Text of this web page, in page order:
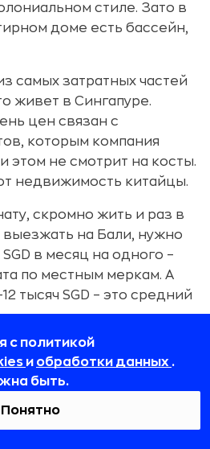
стиле. Зато в
доме есть бассейн,
самых затратных частей
живет в Сингапуре.
цен связан с
которым компания
этом не смотрит на косты.
недвижимость китайцы.
скромно жить и раз в
на Бали, нужно
в месяц на одного –
по местным меркам. А
тысяч SGD – это средний
практичны: едут
с политикой
и обработки данных .
быть.
Понятно